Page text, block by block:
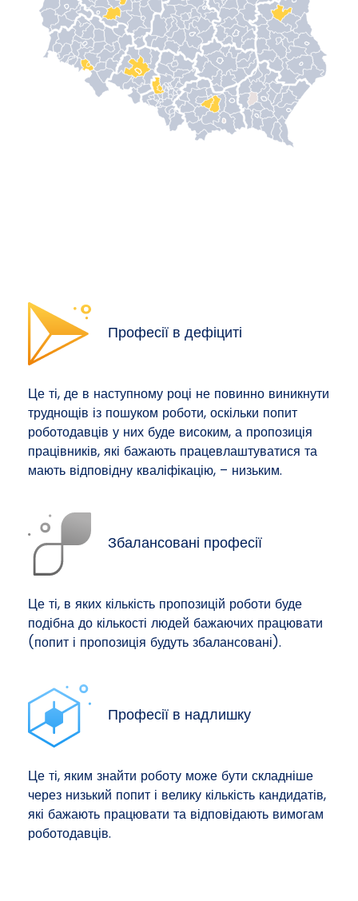
Професії в дефіциті
Це ті, де в наступному році не повинно виникнути
труднощів із пошуком роботи, оскільки попит
роботодавців у них буде високим, а пропозиція
працівників, які бажають працевлаштуватися та
мають відповідну кваліфікацію, – низьким.
Збалансовані професії
Це ті, в яких кількість пропозицій роботи буде
подібна до кількості людей бажаючих працювати
(попит і пропозиція будуть збалансовані).
Професії в надлишку
Це ті, яким знайти роботу може бути складніше
через низький попит і велику кількість кандидатів,
які бажають працювати та відповідають вимогам
роботодавців.